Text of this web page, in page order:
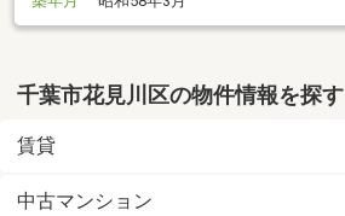
千葉市花見川区の物件情報を探す
賃貸
中古マンション